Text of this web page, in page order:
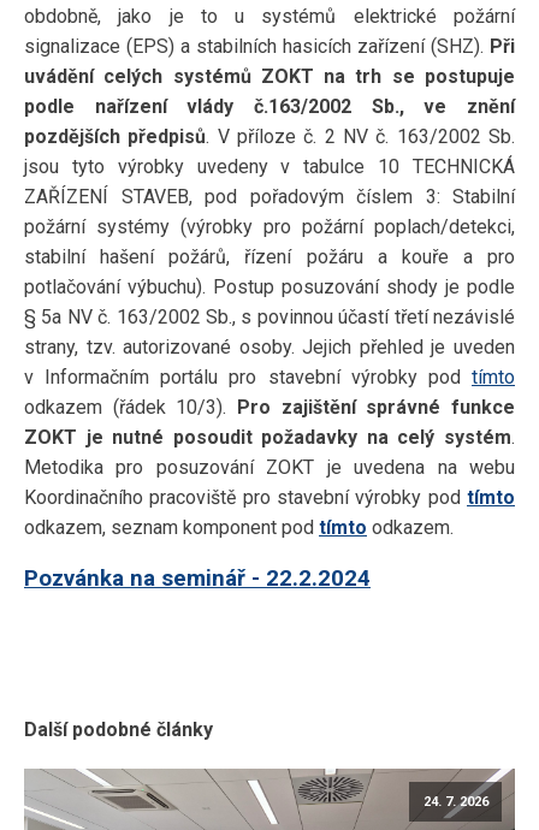
obdobně, jako je to u systémů elektrické požární
signalizace (EPS) a stabilních hasicích zařízení (SHZ). Při
uvádění celých systémů ZOKT na trh se postupuje
podle nařízení vlády č.163/2002 Sb., ve znění
pozdějších předpisů. V příloze č. 2 NV č. 163/2002 Sb.
jsou tyto výrobky uvedeny v tabulce 10 TECHNICKÁ
ZAŘÍZENÍ STAVEB, pod pořadovým číslem 3: Stabilní
požární systémy (výrobky pro požární poplach/detekci,
stabilní hašení požárů, řízení požáru a kouře a pro
potlačování výbuchu). Postup posuzování shody je podle
§ 5a NV č. 163/2002 Sb., s povinnou účastí třetí nezávislé
strany, tzv. autorizované osoby. Jejich přehled je uveden
v Informačním portálu pro stavební výrobky pod tímto
odkazem (řádek 10/3). Pro zajištění správné funkce
ZOKT je nutné posoudit požadavky na celý systém.
Metodika pro posuzování ZOKT je uvedena na webu
Koordinačního pracoviště pro stavební výrobky pod tímto
odkazem, seznam komponent pod tímto odkazem.
Pozvánka na seminář - 22.2.2024
Další podobné články
24. 7. 2026